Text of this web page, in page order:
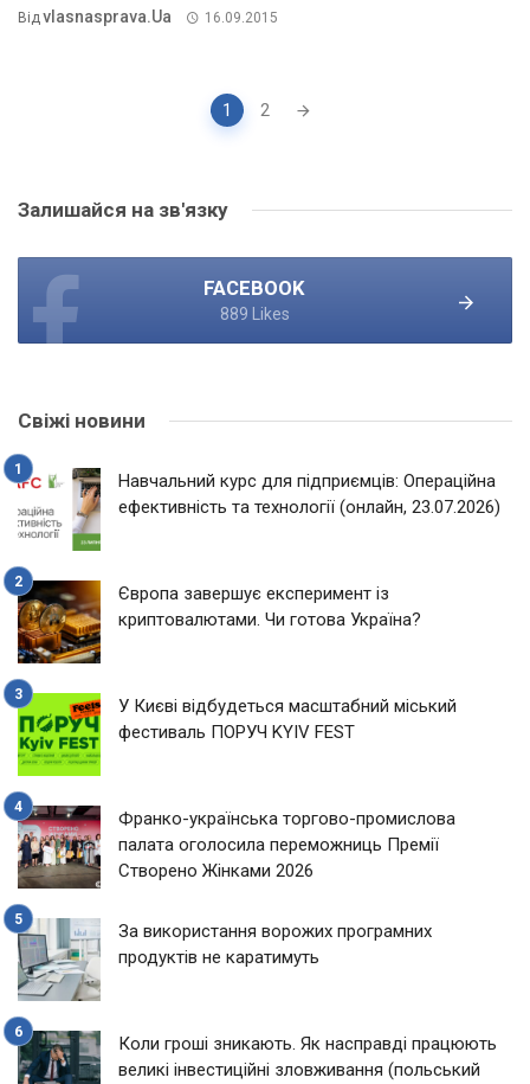
ВідVlasnasprava.ua 16.09.2015
1 2
Залишайся на зв'язку
FACEBOOK
889 Likes
Свіжі новини
Навчальний курс для підприємців: Операційна
ефективність та технології (онлайн, 23.07.2026)
Європа завершує експеримент із
криптовалютами. Чи готова Україна?
У Києві відбудеться масштабний міський
фестиваль ПОРУЧ KYIV FEST
Франко-українська торгово-промислова
палата оголосила переможниць Премії
Створено Жінками 2026
За використання ворожих програмних
продуктів не каратимуть
Коли гроші зникають. Як насправді працюють
великі інвестиційні зловживання (польський